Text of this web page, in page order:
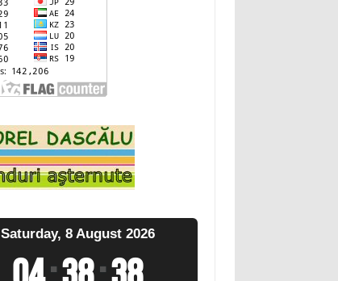
Saturday, 8 August 2026